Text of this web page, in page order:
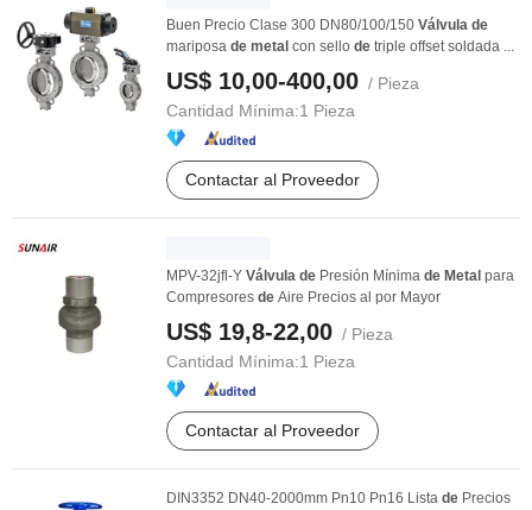
Buen Precio Clase 300 DN80/100/150 Válvula de
mariposa de metal con sello de triple offset soldada ...
US$ 10,00-400,00 / Pieza
Cantidad Mínima:1 Pieza
Contactar al Proveedor
MPV-32jfl-Y Válvula de Presión Mínima de Metal para
Compresores de Aire Precios al por Mayor
US$ 19,8-22,00 / Pieza
Cantidad Mínima:1 Pieza
Contactar al Proveedor
DIN3352 DN40-2000mm Pn10 Pn16 Lista de Precios